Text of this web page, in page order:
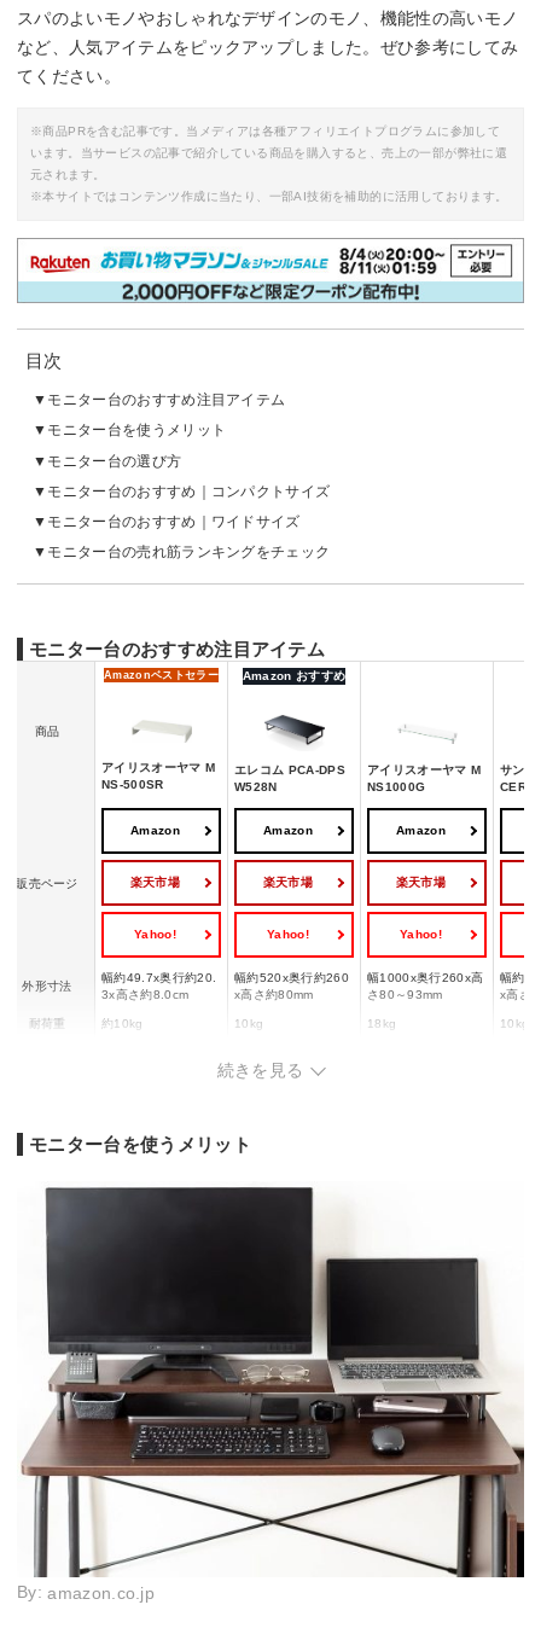
スパのよいモノやおしゃれなデザインのモノ、機能性の高いモノ
など、人気アイテムをピックアップしました。ぜひ参考にしてみ
てください。
※商品PRを含む記事です。当メディアは各種アフィリエイトプログラムに参加して
います。当サービスの記事で紹介している商品を購入すると、売上の一部が弊社に還
元されます。
※本サイトではコンテンツ作成に当たり、一部AI技術を補助的に活用しております。
目次
モニター台のおすすめ注目アイテム
モニター台を使うメリット
モニター台の選び方
モニター台のおすすめ｜コンパクトサイズ
モニター台のおすすめ｜ワイドサイズ
モニター台の売れ筋ランキングをチェック
モニター台のおすすめ注目アイテム
商品
Amazonベストセラー
アイリスオーヤマ M
NS-500SR
Amazon おすすめ
エレコム PCA-DPS
W528N
アイリスオーヤマ M
NS1000G
サンワ
販売ページ
Amazon
楽天市場
Yahoo!
Amazon
楽天市場
Yahoo!
Amazon
楽天市場
Yahoo!
外形寸法
幅約49.7x奥行約20.
3x高さ約8.0cm
幅約520x奥行約260
x高さ約80mm
幅1000x奥行260x高
さ80～93mm
幅約
x高さ
耐荷重 約10kg 10kg 18kg 10kg
スチール(エポキシ樹続きを見る
モニター台を使うメリット
By:amazon.co.jp